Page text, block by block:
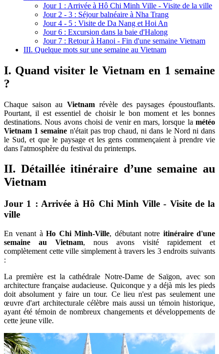
Jour 1 : Arrivée à Hô Chi Minh Ville - Visite de la ville
Jour 2 - 3 : Séjour balnéaire à Nha Trang
Jour 4 - 5 : Visite de Da Nang et Hoi An
Jour 6 : Excursion dans la baie d'Halong
Jour 7 : Retour à Hanoi - Fin d'une semaine Vietnam
III. Quelque mots sur une semaine au Vietnam
I. Quand visiter le Vietnam en 1 semaine
?
Chaque saison au Vietnam révèle des paysages époustouflants.
Pourtant, il est essentiel de choisir le bon moment et les bonnes
destinations. Nous avons choisi de venir en mars, lorsque la météo
Vietnam 1 semaine n'était pas trop chaud, ni dans le Nord ni dans
le Sud, et que le paysage et les gens commençaient à prendre vie
dans l'atmosphère du festival du printemps.
II. Détaillée itinéraire d’une semaine au
Vietnam
Jour 1 : Arrivée à Hô Chi Minh Ville - Visite de la
ville
En venant àHo Chi Minh-Ville, débutant notre itinéraire d'une
semaine au Vietnam, nous avons visité rapidement et
complètement cette ville simplement à travers les 3 endroits suivants
:
La première est la cathédrale Notre-Dame de Saïgon, avec son
architecture française audacieuse. Quiconque y a déjà mis les pieds
doit absolument y faire un tour. Ce lieu n'est pas seulement une
œuvre d'art architecturale célèbre mais aussi un témoin historique,
ayant été témoin de nombreux changements et développements de
cette jeune ville.